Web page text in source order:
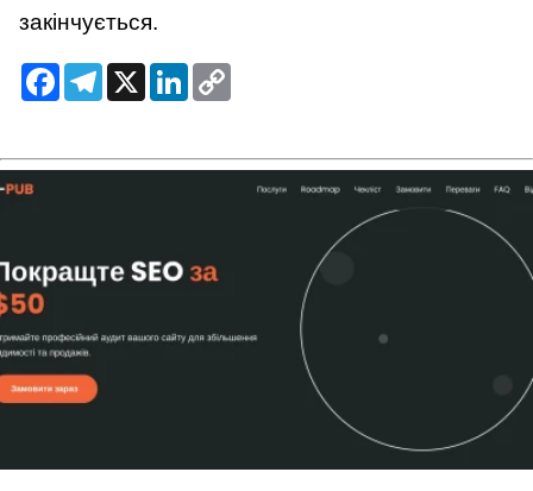
закінчується.
FacebookTelegram
X LinkedIn